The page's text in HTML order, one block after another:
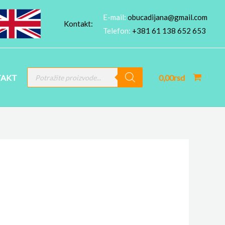
Kontakt:
E-mail: obucadijana@gmail.com
Telefon: +381 61 138 652 653
PRODUCTS
SEARCH
0,00rsd